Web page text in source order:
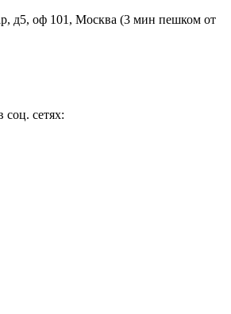
д5, оф 101, Москва (3 мин пешком от
сетях: